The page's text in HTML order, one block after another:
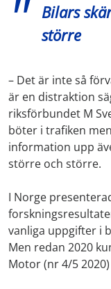
Bilars
större
– Det är inte så
är en distraktion
riksförbundet M
böter i trafiken
information upp
större och större.
I Norge
vanliga uppgifter i
Men redan 2020
Motor (nr 4/5